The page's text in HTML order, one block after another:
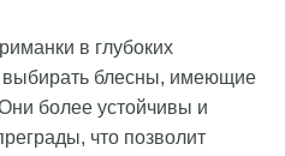
в глубоких
выбирать блесны, имеющие
более устойчивы и
что позволит